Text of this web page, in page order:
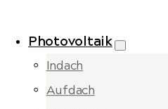
Photovoltaik
Indach
Aufdach